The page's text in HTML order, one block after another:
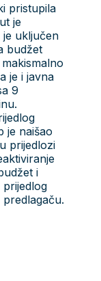
pristupila
je
uključen
budžet
je i javna
9
je naišao
prijedlozi
i
prijedlog